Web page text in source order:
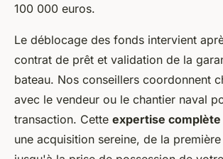
100 000 euros.
Le déblocage des fonds intervient
contrat de prêt et validation de la
bateau. Nos conseillers coordonnent
avec le vendeur ou le chantier naval
transaction. Cette expertise complète
une acquisition sereine, de la